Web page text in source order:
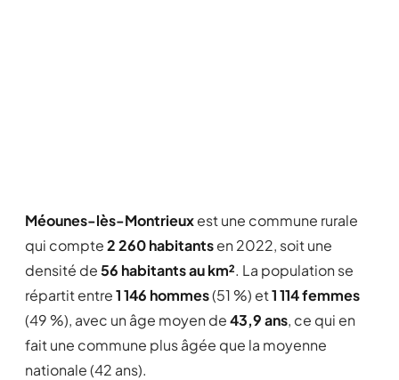
Méounes-lès-Montrieuxest une commune rurale
qui compte2 260 habitantsen 2022, soit une
densité de56 habitants au km². La population se
répartit entre1 146 hommes(51 %) et1 114 femmes
(49 %), avec un âge moyen de43,9 ans, ce qui en
fait une commune plus âgée que la moyenne
nationale (42 ans).